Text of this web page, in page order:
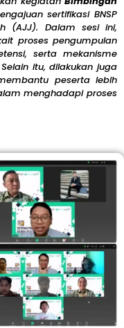
sertifikasiBNSP
(AJJ). Dalam sesi ini,
proses pengumpulan
sertamekanisme
Selain itu,dilakukanjuga
pesertalebih
menghadapiproses